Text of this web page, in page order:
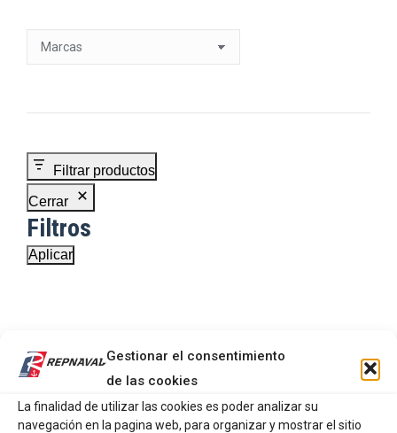
Gestionar el consentimiento
de las cookies
La finalidad de utilizar las cookies es poder analizar su
navegación en la pagina web, para organizar y mostrar el sitio
Filtrar productos
Cerrar
Filtros
Aplicar